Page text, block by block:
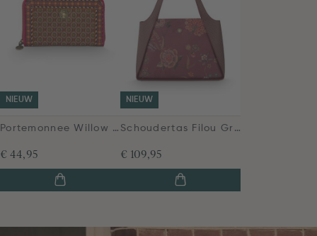
NIEUW
Portemonnee Willow Imani Rood
€ 44,95
NIEUW
Schoudertas Filou Groot Bodhi Flower Rood
€ 109,95